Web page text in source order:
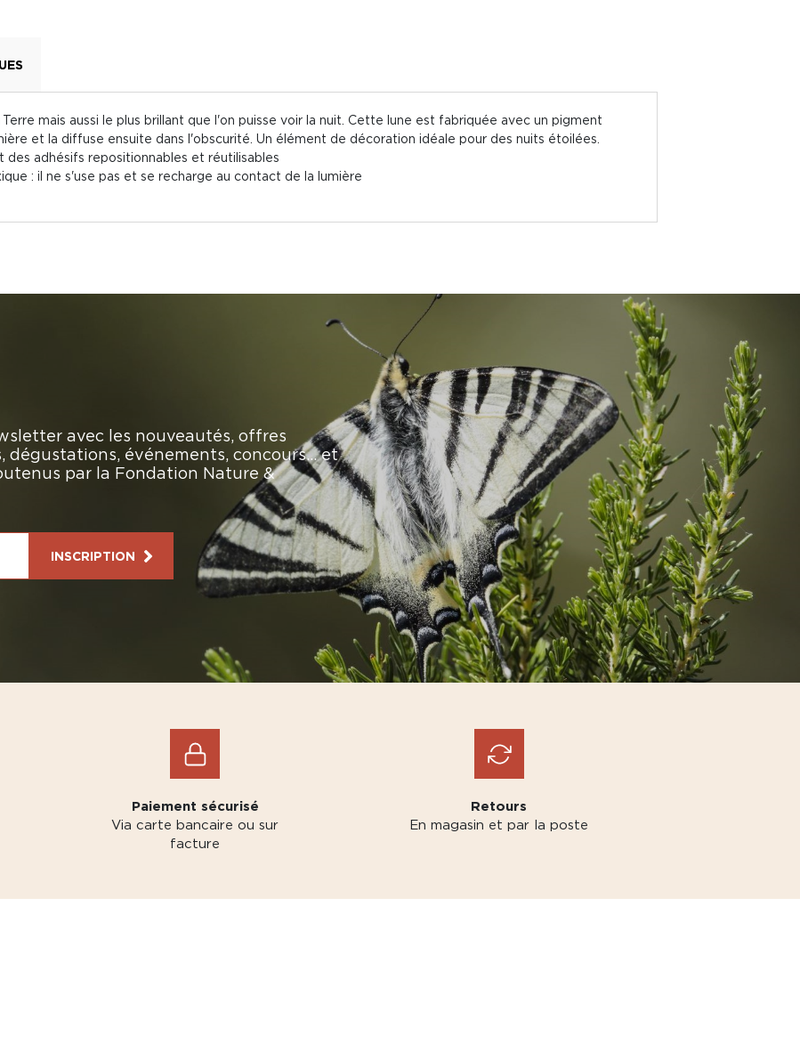
mais aussi le plus brillant que l'on puisse voir la nuit. Cette lune est fabriquée avec un pigment
et la diffuse ensuite dans l'obscurité. Un élément de décoration idéale pour des nuits étoilées.
adhésifs repositionnables et réutilisables
: il ne s'use pas et se recharge au contact de la lumière
avec les nouveautés, offres
dégustations, événements, concours… et
par la Fondation Nature &
INSCRIPTION
Paiement sécurisé
Via carte bancaire ou sur
facture
Retours
En magasin et par la poste